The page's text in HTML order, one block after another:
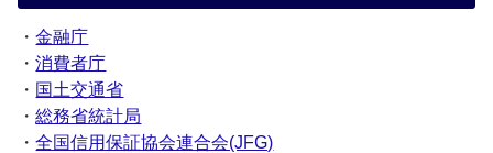
・金融庁
・消費者庁
・ 国土交通省
・総務省統計局
・全国信用保証協会連合会(JFG)